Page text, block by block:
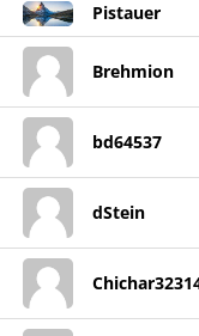
Pistauer
Brehmion
bd64537
dStein